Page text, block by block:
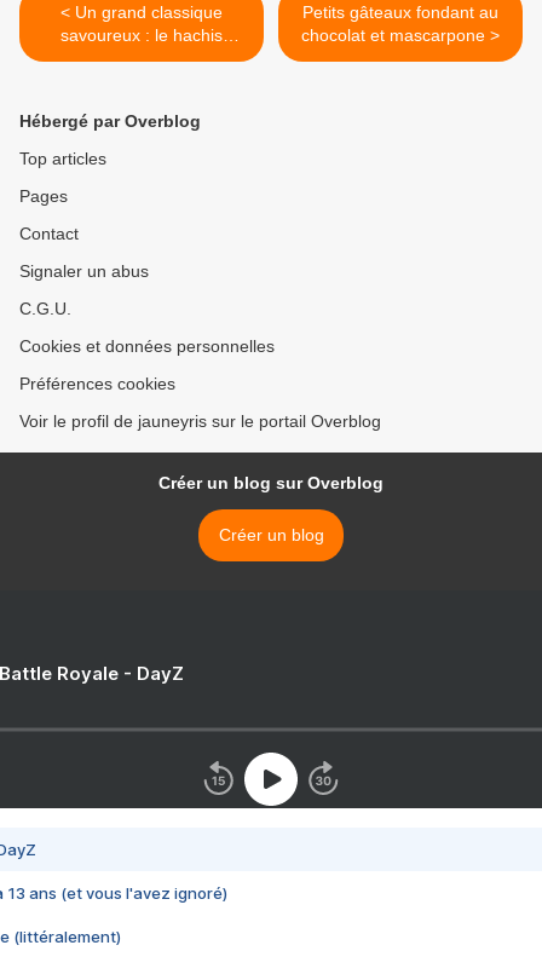
< Un grand classique
savoureux : le hachis
Parmentier , sa recette
Petits gâteaux fondant au
chocolat et mascarpone >
Hébergé par Overblog
Top articles
Pages
Contact
Signaler un abus
C.G.U.
Cookies et données personnelles
Préférences cookies
Voir le profil de jauneyris sur le portail Overblog
Créer un blog sur Overblog
Créer un blog
Royale - DayZ
13 ans (et vous l'avez ignoré)
(littéralement)